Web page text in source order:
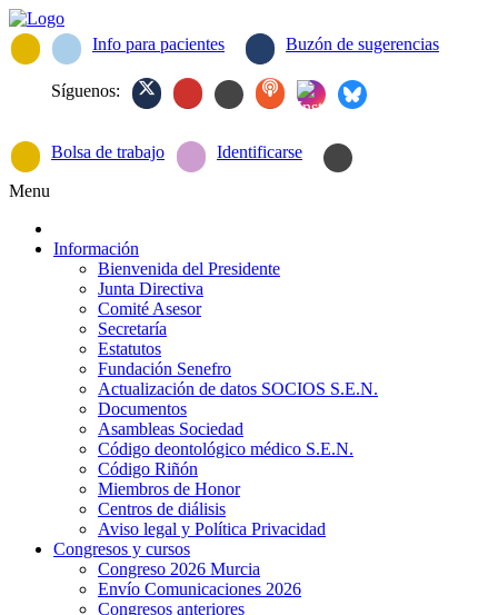
Info para pacientes Buzón de sugerencias
Síguenos:
Bolsa de trabajo Identificarse
Menu
Información
Bienvenida del Presidente
Junta Directiva
Comité Asesor
Secretaría
Estatutos
Fundación Senefro
Actualización de datos SOCIOS S.E.N.
Documentos
Asambleas Sociedad
Código deontológico médico S.E.N.
Código Riñón
Miembros de Honor
Centros de diálisis
Aviso legal y Política Privacidad
Congresos y cursos
Congreso 2026 Murcia
Envío Comunicaciones 2026
Congresos anteriores